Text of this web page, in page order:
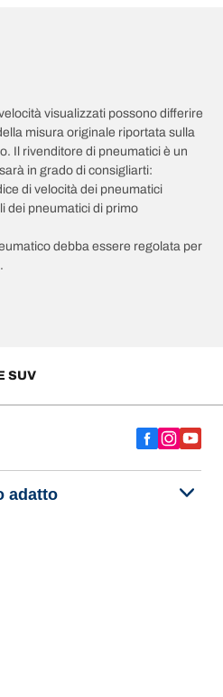
visualizzati possono differire
misura originale riportata sulla
Il rivenditore di pneumatici è un
in grado di consigliarti:
di velocità dei pneumatici
dei pneumatici di primo
debba essere regolata per
SUV
adatto